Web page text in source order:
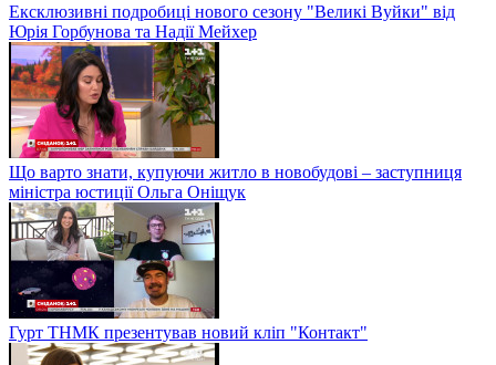
Ексклюзивні подробиці нового сезону "Великі Вуйки" від
Юрія Горбунова та Надії Мейхер
Що варто знати, купуючи житло в новобудові – заступниця
міністра юстиції Ольга Оніщук
Гурт ТНМК презентував новий кліп "Контакт"